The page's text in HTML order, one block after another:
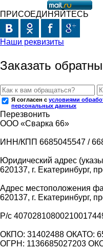
ПРИСОЕДИНЯЙТЕСЬ
Наши реквизиты
Заказать
Я согласен с условиями
персональных данных
Перезвонить
ООО «Сварка 66»
ИНН/КПП 6685045547 /
Юридический адрес
620137, г. Екатеринбург,
Адрес местоположения
620137, г. Екатеринбург,
Р/с
ОКПО: 31402488 ОКАТО:
ОГРН: 1136685027203